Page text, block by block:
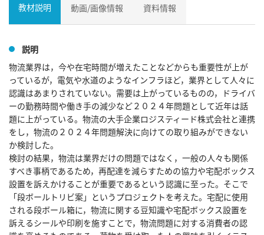
教材説明 動画/画像情報 資料情報
説明
物流業界は，今や在宅時間が増えたことなどからも重要性が上が
っているが，電気や水道のようなインフラほど，業界として人々に
認識はあまりされていない。需要は上がっているものの，ドライバ
ーの勤務時間や働き手の減少など２０２４年問題として近年は話
題に上がっている。物流の大手企業ロジスティード株式会社と連携
をし，物流の２０２４年問題解決に向けての取り組みができない
か検討した。
検討の結果，物流は業界だけの問題ではなく，一般の人々も関係
すべき事柄であるため，再配達を減らすための協力や宅配ボックス
設置を訴えかけることが重要であるという認識に至った。そこで
「段ボールトリビ案」というプロジェクトを考えた。宅配に使用
される段ボール箱に，物流に関する豆知識や宅配ボックス設置を
訴えるシールや印刷を施すことで，物流問題に対する消費者の認